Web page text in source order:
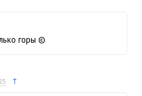
горы ©
↑